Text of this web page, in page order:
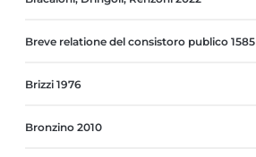
Breve relatione del consistoro publico 1585
Brizzi 1976
Bronzino 2010